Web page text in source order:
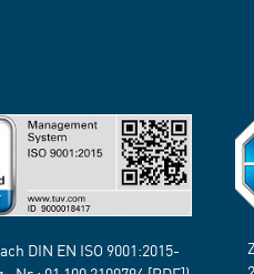
DIN EN ISO 9001:2015-